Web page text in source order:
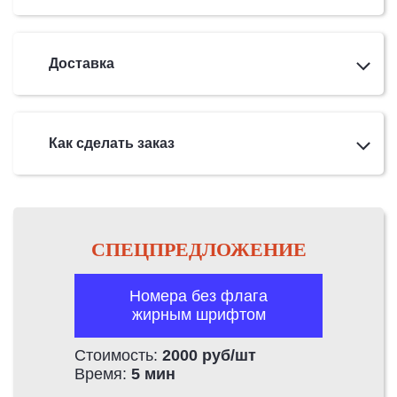
Доставка
Как сделать заказ
СПЕЦПРЕДЛОЖЕНИЕ
Номера без флага
жирным шрифтом
Стоимость: 2000 руб/шт
Время: 5 мин